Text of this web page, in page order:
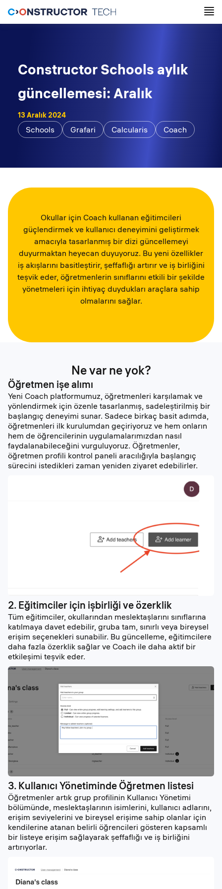
Constructor Schools aylık
güncellemesi: Aralık
13 Aralık 2024
Schools Grafari Calcularis Coach
Okullar için Coach kullanan eğitimcileri
güçlendirmek ve kullanıcı deneyimini geliştirmek
amacıyla tasarlanmış bir dizi güncellemeyi
duyurmaktan heyecan duyuyoruz. Bu yeni özellikler
iş akışlarını basitleştirir, şeffaflığı artırır ve iş birliğini
teşvik eder, öğretmenlerin sınıflarını etkili bir şekilde
yönetmeleri için ihtiyaç duydukları araçlara sahip
olmalarını sağlar.
Ne var ne yok?
Öğretmen işe alımı
Yeni Coach platformumuz, öğretmenleri karşılamak ve
yönlendirmek için özenle tasarlanmış, sadeleştirilmiş bir
başlangıç deneyimi sunar. Sadece birkaç basit adımda,
öğretmenleri ilk kurulumdan geçiriyoruz ve hem onların
hem de öğrencilerinin uygulamalarımızdan nasıl
faydalanabileceğini vurguluyoruz. Öğretmenler,
öğretmen profili kontrol paneli aracılığıyla başlangıç
sürecini istedikleri zaman yeniden ziyaret edebilirler.
2. Eğitimciler için işbirliği ve özerklik
Tüm eğitimciler, okullarından meslektaşlarını sınıflarına
katılmaya davet edebilir, gruba tam, sınırlı veya bireysel
erişim seçenekleri sunabilir. Bu güncelleme, eğitimcilere
daha fazla özerklik sağlar ve Coach ile daha aktif bir
etkileşimi teşvik eder.
3. Kullanıcı Yönetiminde Öğretmen listesi
Öğretmenler artık grup profilinin Kullanıcı Yönetimi
bölümünde, meslektaşlarının isimlerini, kullanıcı adlarını,
erişim seviyelerini ve bireysel erişime sahip olanlar için
kendilerine atanan belirli öğrencileri gösteren kapsamlı
bir listeye erişim sağlayarak şeffaflığı ve iş birliğini
artırıyorlar.